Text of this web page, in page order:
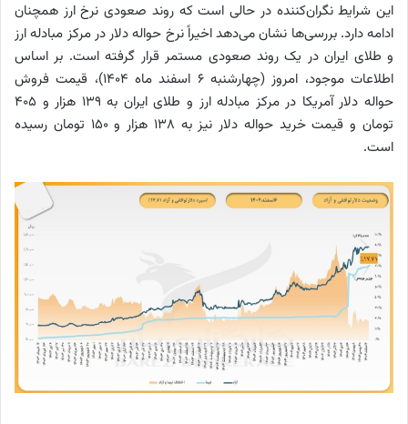
این شرایط نگران‌کننده در حالی است که روند صعودی نرخ ارز همچنان
ادامه دارد. بررسی‌ها نشان می‌دهد اخیراً نرخ حواله دلار در مرکز مبادله ارز
و طلای ایران در یک روند صعودی مستمر قرار گرفته است. بر اساس
اطلاعات موجود، امروز (چهارشنبه 6 اسفند ماه 1404)، قیمت فروش
حواله دلار آمریکا در مرکز مبادله ارز و طلای ایران به 139 هزار و 405
تومان و قیمت خرید حواله دلار نیز به 138 هزار و 150 تومان رسیده
است.